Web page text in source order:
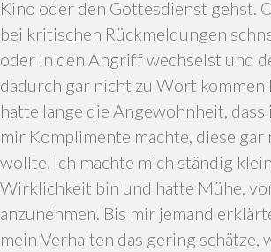
Kino oder den Gottesdienst gehst.
bei kritischen Rückmeldungen
oder in den Angriff wechselst und
dadurch gar nicht zu Wort kommen
hatte lange die Angewohnheit, dass
mir Komplimente machte, diese gar
wollte. Ich machte mich ständig
Wirklichkeit bin und hatte Mühe,
anzunehmen. Bis mir jemand
mein Verhalten das gering schätze,